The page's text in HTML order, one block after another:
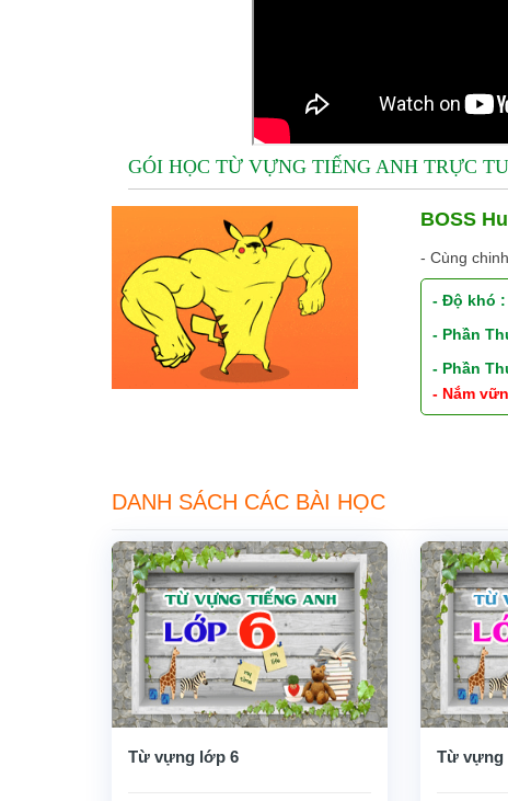
GÓI HỌC TỪ VỰNG TIẾNG ANH TRỰC
BOSS
- Cùng
- Độ khó
- Phần
- Phần
- Nắm
DANH SÁCH CÁC BÀI HỌC
Từ vựng lớp 6 Từ vựng